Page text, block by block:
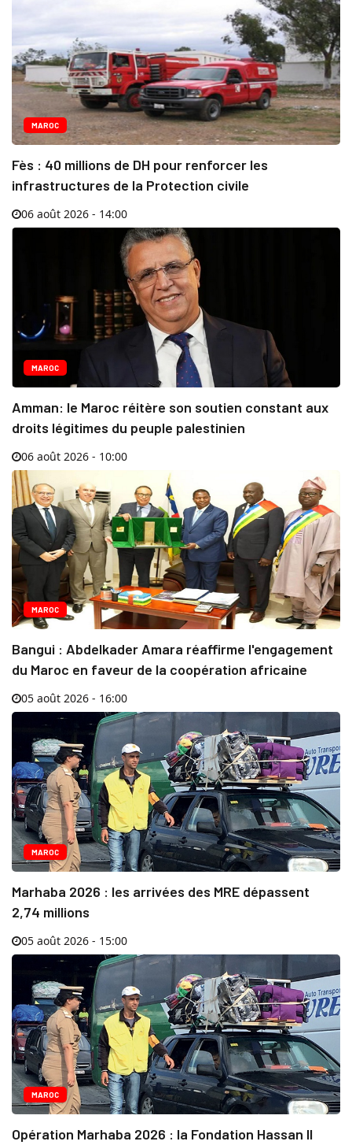
MAROC
Fès : 40 millions de DH pour renforcer les
infrastructures de la Protection civile
06 août 2026 - 14:00
MAROC
Amman: le Maroc réitère son soutien constant aux
droits légitimes du peuple palestinien
06 août 2026 - 10:00
MAROC
Bangui : Abdelkader Amara réaffirme l'engagement
du Maroc en faveur de la coopération africaine
05 août 2026 - 16:00
MAROC
Marhaba 2026 : les arrivées des MRE dépassent
2,74 millions
05 août 2026 - 15:00
MAROC
Opération Marhaba 2026 : la Fondation Hassan II